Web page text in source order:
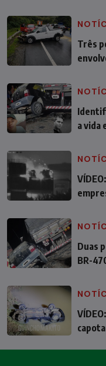
Três
a vida
Duas
BR-